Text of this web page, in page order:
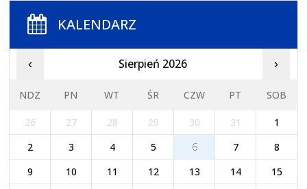
KALENDARZ
‹ Sierpień 2026 ›
NDZ PN WT ŚR CZW PT SOB
26 27 28 29 30 31
1
2
3 4 5 6 7
8
9
10 11 12 13 14
15